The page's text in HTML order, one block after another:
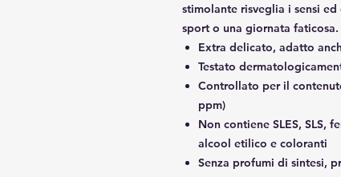
stimolante risveglia i sensi
sport o una giornata faticosa.
Extra delicato, adatto
Testato
Controllato per il
ppm)
Non contiene SLES, SLS,
alcool etilico e coloranti
Senza profumi di sintesi,